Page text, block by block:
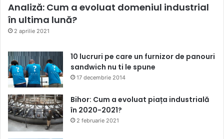
Analiză: Cum a evoluat domeniul industrial
în ultima lună?
2 aprilie 2021
10 lucruri pe care un furnizor de panouri
sandwich nu ti le spune
17 decembrie 2014
Bihor: Cum a evoluat piața industrială
în 2020-2021?
2 februarie 2021